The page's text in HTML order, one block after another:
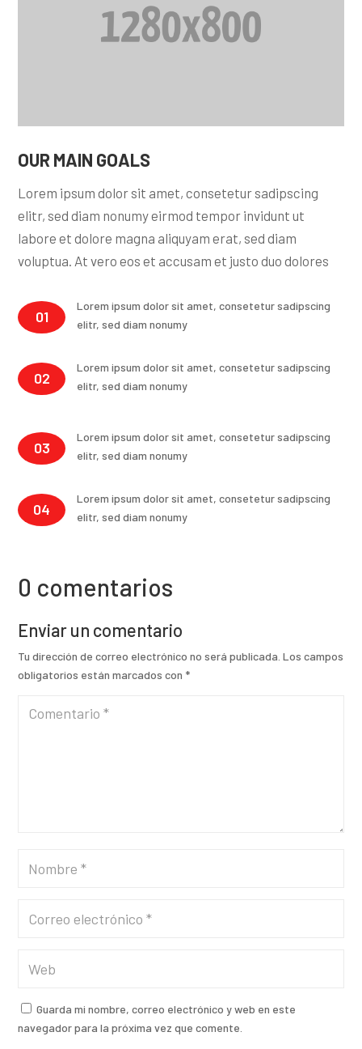
OUR MAIN GOALS
Lorem ipsum dolor sit amet, consetetur sadipscing
elitr, sed diam nonumy eirmod tempor invidunt ut
labore et dolore magna aliquyam erat, sed diam
voluptua. At vero eos et accusam et justo duo dolores
01
Lorem ipsum dolor sit amet, consetetur sadipscing
elitr, sed diam nonumy
02
Lorem ipsum dolor sit amet, consetetur sadipscing
elitr, sed diam nonumy
03
Lorem ipsum dolor sit amet, consetetur sadipscing
elitr, sed diam nonumy
04
Lorem ipsum dolor sit amet, consetetur sadipscing
elitr, sed diam nonumy
0 comentarios
Enviar un comentario
Tu dirección de correo electrónico no será publicada. Los campos
obligatorios están marcados con *
Guarda mi nombre, correo electrónico y web en este
navegador para la próxima vez que comente.